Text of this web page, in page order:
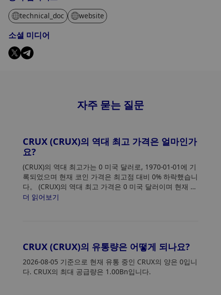
technical_doc website
소셜 미디어
자주 묻는 질문
CRUX (CRUX)의 역대 최고 가격은 얼마인가
요?
(CRUX)의 역대 최고가는 0 미국 달러로, 1970-01-01에 기
록되었으며 현재 코인 가격은 최고점 대비 0% 하락했습니
다。 (CRUX)의 역대 최고 가격은 0 미국 달러이며 현재 가
격은 최고점 대비 0% 하락했습니다.
더 읽어보기
CRUX (CRUX)의 유통량은 어떻게 되나요?
2026-08-05 기준으로 현재 유통 중인 CRUX의 양은 0입니
다. CRUX의 최대 공급량은 1.00Bn입니다.